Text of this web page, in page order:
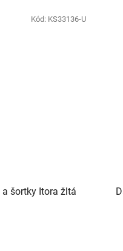
šortky Itora žltá
Kód: KS33136-U